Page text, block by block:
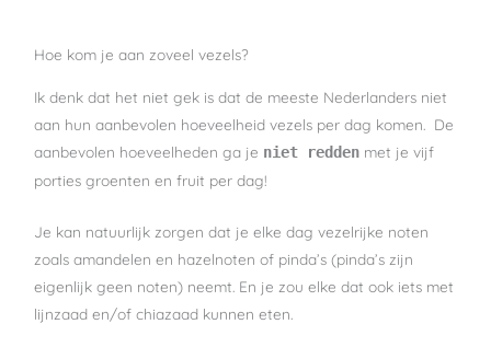
Hoe kom je aan zoveel vezels?
Ik denk dat het niet gek is dat de meeste Nederlanders niet
aan hun aanbevolen hoeveelheid vezels per dag komen. De
aanbevolen hoeveelheden ga je niet redden met je vijf
porties groenten en fruit per dag!
Je kan natuurlijk zorgen dat je elke dag vezelrijke noten
zoals amandelen en hazelnoten of pinda’s (pinda’s zijn
eigenlijk geen noten) neemt. En je zou elke dat ook iets met
lijnzaad en/of chiazaad kunnen eten.